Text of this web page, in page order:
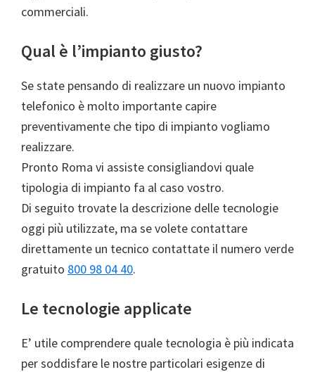
commerciali.
Qual è l’impianto giusto?
Se state pensando di realizzare un nuovo impianto
telefonico è molto importante capire
preventivamente che tipo di impianto vogliamo
realizzare.
Pronto Roma vi assiste consigliandovi quale
tipologia di impianto fa al caso vostro.
Di seguito trovate la descrizione delle tecnologie
oggi più utilizzate, ma se volete contattare
direttamente un tecnico contattate il numero verde
gratuito 800 98 04 40.
Le tecnologie applicate
E’ utile comprendere quale tecnologia è più indicata
per soddisfare le nostre particolari esigenze di